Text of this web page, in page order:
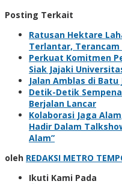
Posting Terkait
Ratusan Hektare
Terlantar,
Perkuat Komitmen
Siak Jajaki
Jalan Amblas di Batu
Detik-Detik
Berjalan Lancar
Kolaborasi Jaga
Hadir Dalam
Alam”
oleh REDAKSI METRO
Ikuti Kami Pada